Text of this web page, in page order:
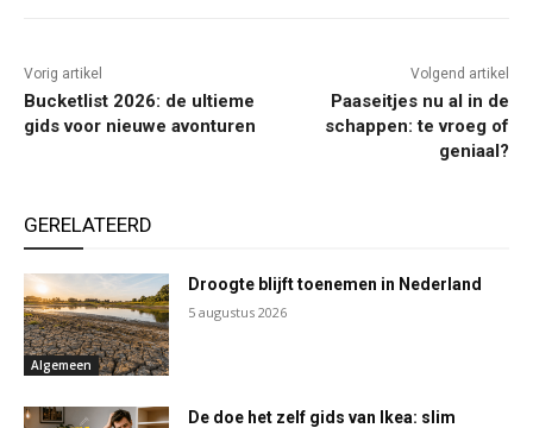
Vorig artikel
Bucketlist 2026: de ultieme
gids voor nieuwe avonturen
Volgend artikel
Paaseitjes nu al in de
schappen: te vroeg of
geniaal?
GERELATEERD
Algemeen
Droogte blijft toenemen in Nederland
5 augustus 2026
De doe het zelf gids van Ikea: slim